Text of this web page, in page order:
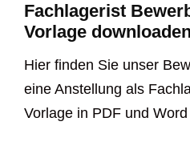
Fachlagerist
Vorlage downloaden
Hier finden Sie unser
eine Anstellung als
Vorlage in PDF und Word